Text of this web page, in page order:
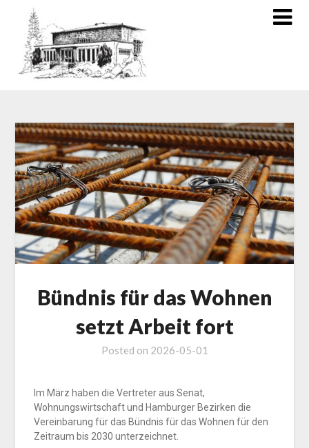
Bündnis für das Wohnen
setzt Arbeit fort
Posted on 2026-05-01
Im März haben die Vertreter aus Senat,
Wohnungswirtschaft und Hamburger Bezirken die
Vereinbarung für das Bündnis für das Wohnen für den
Zeitraum bis 2030 unterzeichnet.